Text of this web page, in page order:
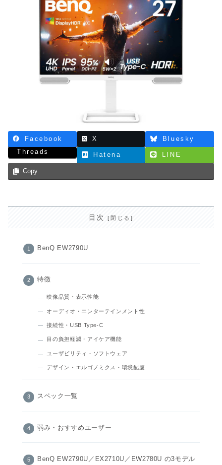
Facebook X
Bluesky
Threads
Hatena LINE
Copy
目次
BenQ EW2790U
特徴
映像品質・表示性能
オーディオ・エンターテインメント性
接続性・USB Type-C
目の負担軽減・アイケア機能
ユーザビリティ・ソフトウェア
デザイン・エルゴノミクス・環境配慮
スペック一覧
弱み・おすすめユーザー
BenQ EW2790U／EX2710U／EW2780U の3モデル